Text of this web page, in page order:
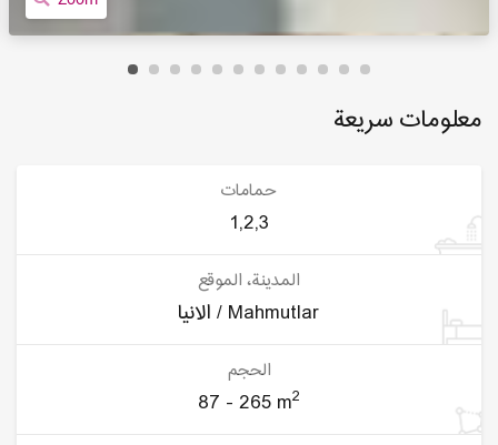
معلومات سريعة
حمامات
1,2,3
المدينة، الموقع
الانيا / Mahmutlar
الحجم
87 - 265 m2